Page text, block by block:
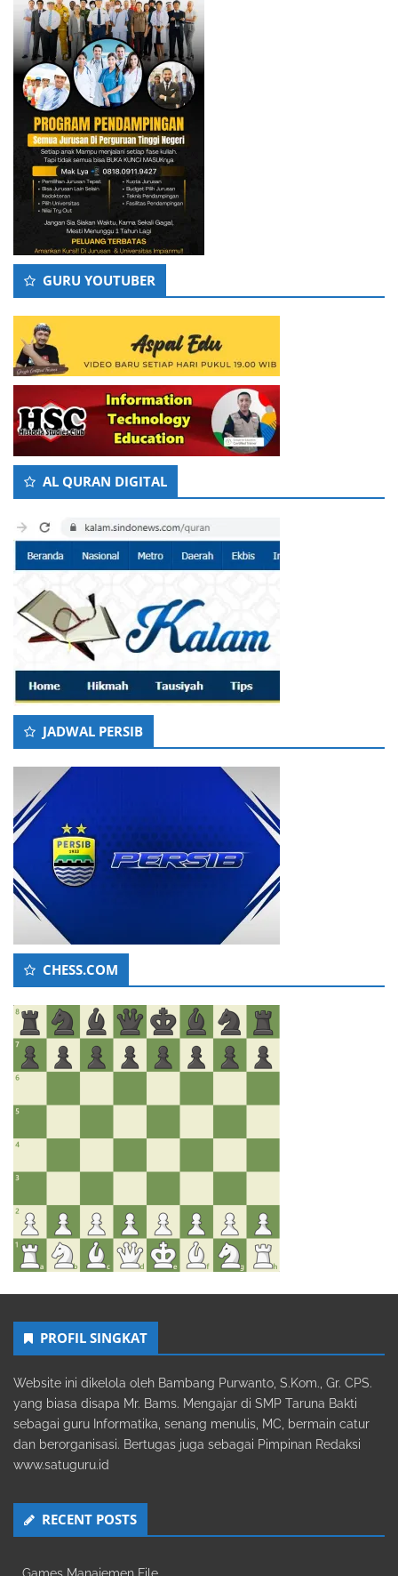
GURU YOUTUBER
AL QURAN DIGITAL
JADWAL PERSIB
CHESS.COM
PROFIL SINGKAT
Website ini dikelola oleh Bambang Purwanto, S.Kom., Gr. CPS.
yang biasa disapa Mr. Bams. Mengajar di SMP Taruna Bakti
sebagai guru Informatika, senang menulis, MC, bermain catur
dan berorganisasi. Bertugas juga sebagai Pimpinan Redaksi
www.satuguru.id
RECENT POSTS